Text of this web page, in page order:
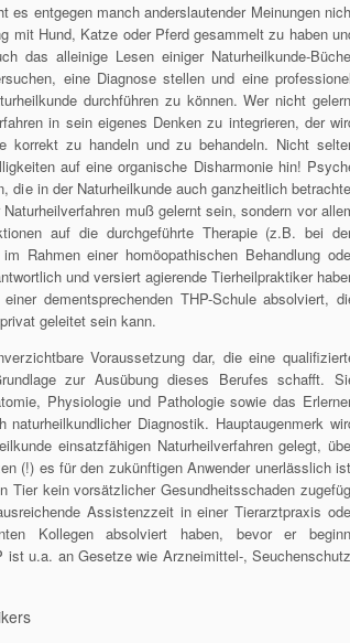
es entgegen manch anderslautender Meinungen
mit Hund, Katze oder Pferd gesammelt zu haben
das alleinige Lesen einiger Naturheilkunde-
eine Diagnose stellen und eine
durchführen zu können. Wer nicht
in sein eigenes Denken zu integrieren, der
zu handeln und zu behandeln. Nicht
auf eine organische Disharmonie hin!
die in der Naturheilkunde auch ganzheitlich
muß gelernt sein, sondern vor
auf die durchgeführte Therapie (z.B. bei
Rahmen einer homöopathischen Behandlung
und versiert agierende Tierheilpraktiker
dementsprechenden THP-Schule absolviert,
geleitet sein kann.
Voraussetzung dar, die eine
zur Ausübung dieses Berufes schafft.
Physiologie und Pathologie sowie das
Diagnostik. Hauptaugenmerk
einsatzfähigen Naturheilverfahren gelegt,
(!) es für den zukünftigen Anwender unerlässlich
Tier kein vorsätzlicher Gesundheitsschaden
Assistenzzeit in einer Tierarztpraxis
Kollegen absolviert haben, bevor er
ist u.a. an Gesetze wie Arzneimittel-,